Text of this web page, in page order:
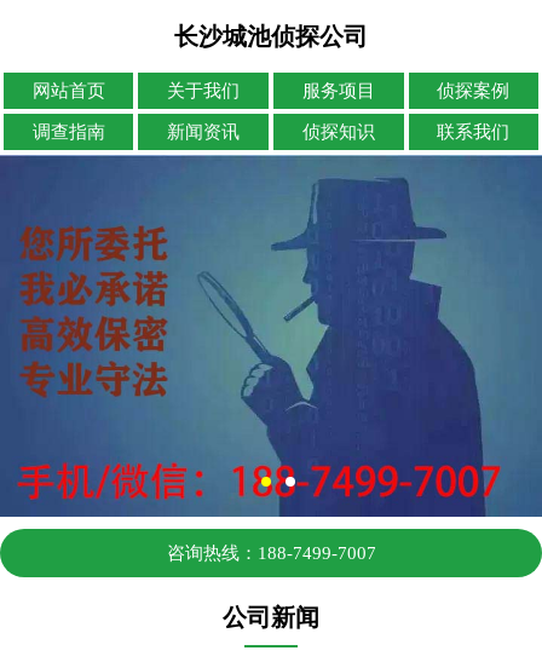
长沙城池侦探公司
网站首页 关于我们 服务项目 侦探案例
调查指南 新闻资讯 侦探知识 联系我们
咨询热线：188-7499-7007
公司新闻